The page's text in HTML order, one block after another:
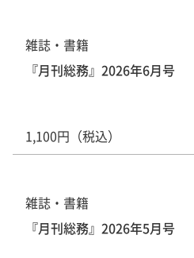
雑誌・書籍
『月刊総務』2026年6月号
1,100円（税込）
雑誌・書籍
『月刊総務』2026年5月号